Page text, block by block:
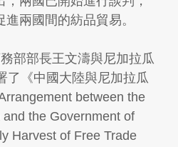
兩國間的紡品貿易。
部部長王文濤與尼加拉瓜
了《中國大陸與尼加拉瓜
between the
the Government of
Harvest of Free Trade